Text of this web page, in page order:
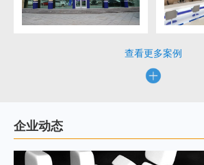
查看更多案例
企业动态